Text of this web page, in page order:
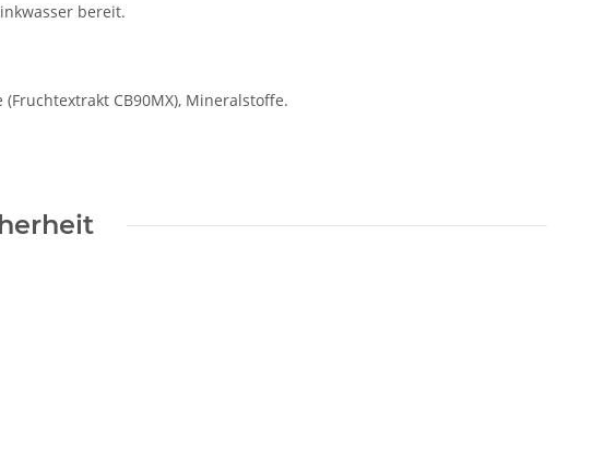
bereit.
CB90MX), Mineralstoffe.